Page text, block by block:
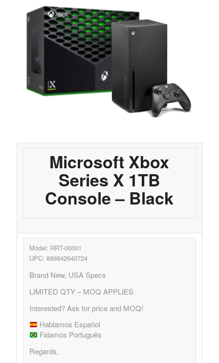
Microsoft Xbox
Series X 1TB
Console – Black
Model: RRT-00001
UPC: 889842640724
Brand New, USA Specs
LIMITED QTY – MOQ APPLIES
Interested? Ask for price and MOQ!
Hablamos Español
Falamos Português
Regards,